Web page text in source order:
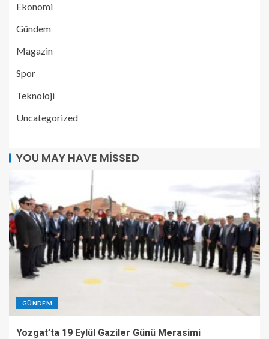
Ekonomi
Gündem
Magazin
Spor
Teknoloji
Uncategorized
YOU MAY HAVE MISSED
GÜNDEM
Yozgat’ta 19 Eylül Gaziler Günü Merasimi